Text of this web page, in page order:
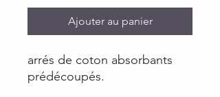
Ajouter au panier
arrés de coton absorbants
prédécoupés.